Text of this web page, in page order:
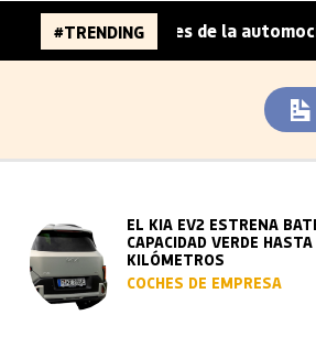
#TRENDING
96.000 millones de la automoción
EL KIA EV2 ESTRENA
CAPACIDAD VERDE
KILÓMETROS
COCHES DE EMPRESA